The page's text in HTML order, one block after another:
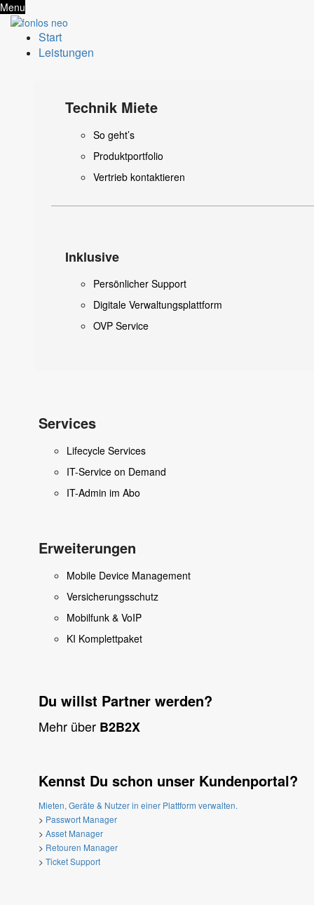
Menu
Start
Leistungen
Technik Miete
So geht’s
Produktportfolio
Vertrieb kontaktieren
Inklusive
Persönlicher Support
Digitale Verwaltungsplattform
OVP Service
Services
Lifecycle Services
IT-Service on Demand
IT-Admin im Abo
Erweiterungen
Mobile Device Management
Versicherungsschutz
Mobilfunk & VoIP
KI Komplettpaket
Du willst Partner werden?
Mehr über B2B2X
Kennst Du schon unser Kundenportal?
Mieten, Geräte & Nutzer in einer Plattform verwalten.
> Passwort Manager
> Asset Manager
> Retouren Manager
> Ticket Support